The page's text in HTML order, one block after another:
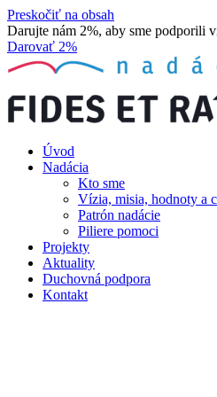
Preskočiť na obsah
Darujte nám 2%, aby sme podporili
Darovať 2%
Úvod
Nadácia
Kto sme
Vízia, misia, hodnoty a
Patrón nadácie
Piliere pomoci
Projekty
Aktuality
Duchovná podpora
Kontakt